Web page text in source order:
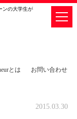
ンの大学生が
お問い合わせ
とは
2015.03.30